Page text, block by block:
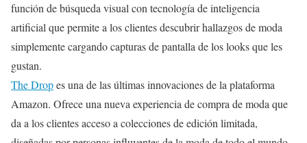
función de búsqueda visual con tecnología de inteligencia
artificial que permite a los clientes descubrir hallazgos de moda
simplemente cargando capturas de pantalla de los looks que les
gustan.
The Dropes una de las últimas innovaciones de la plataforma
Amazon. Ofrece una nueva experiencia de compra de moda que
da a los clientes acceso a colecciones de edición limitada,